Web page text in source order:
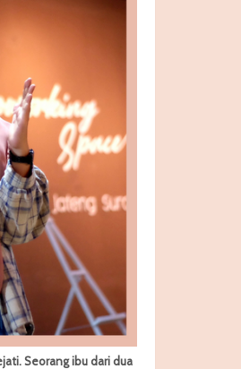
Seorang ibu dari dua